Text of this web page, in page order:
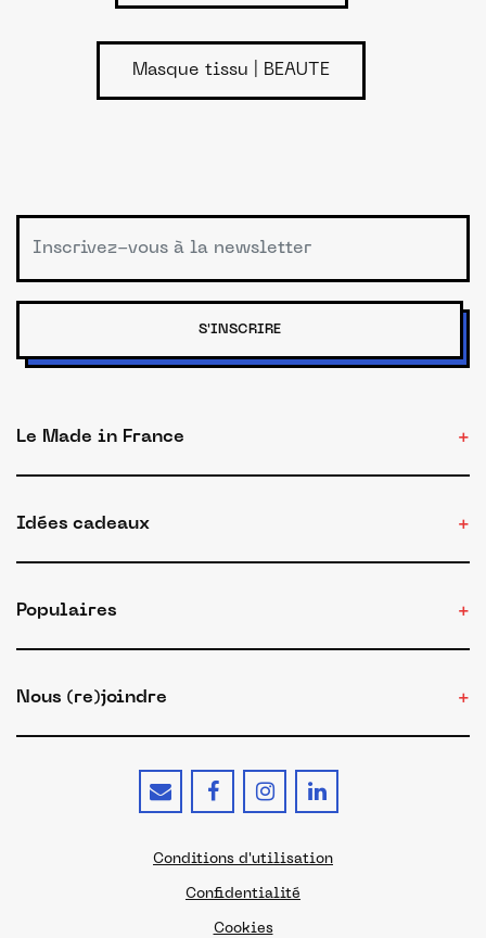
Masque tissu | BEAUTE
S'INSCRIRE
Le Made in France
Idées cadeaux
Populaires
Nous (re)joindre
Conditions d'utilisation
Confidentialité
Cookies